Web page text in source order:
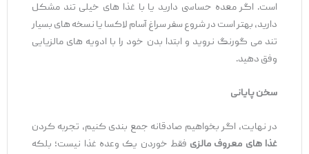
است. اگر معده حساسی دارید یا با غذا های خیلی تند مشکل
دارید، بهتر است در شروع سفر سراغ آسام لاکسا یا نسخه ‌های بسیار
تند می گورنگ نروید و ابتدا بدن خود را با ادویه‌ های مالزیایی
وفق دهید.
سخن پایانی
در نهایت، اگر بخواهیم صادقانه جمع‌ بندی کنیم، تجربه کردن
غذا های معروف مالزیفقط خوردن یک وعده غذا نیست؛ بلکه